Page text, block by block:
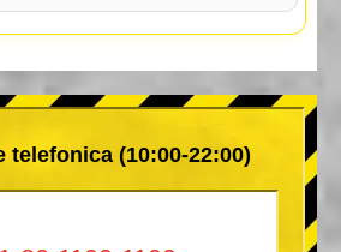
telefonica (10:00-22:00)